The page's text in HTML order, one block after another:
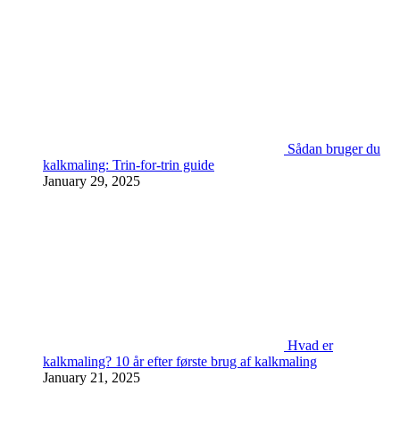
Sådan bruger du
kalkmaling: Trin-for-trin guide
January 29, 2025
Hvad er
kalkmaling? 10 år efter første brug af kalkmaling
January 21, 2025